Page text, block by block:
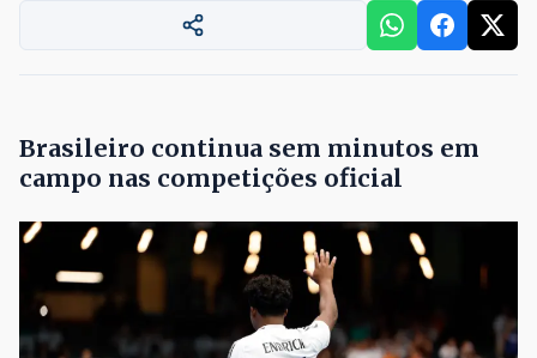
Brasileiro continua sem minutos em
campo nas competições oficial